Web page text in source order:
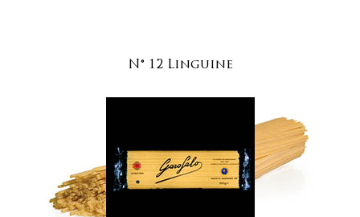
N° 12 Linguine